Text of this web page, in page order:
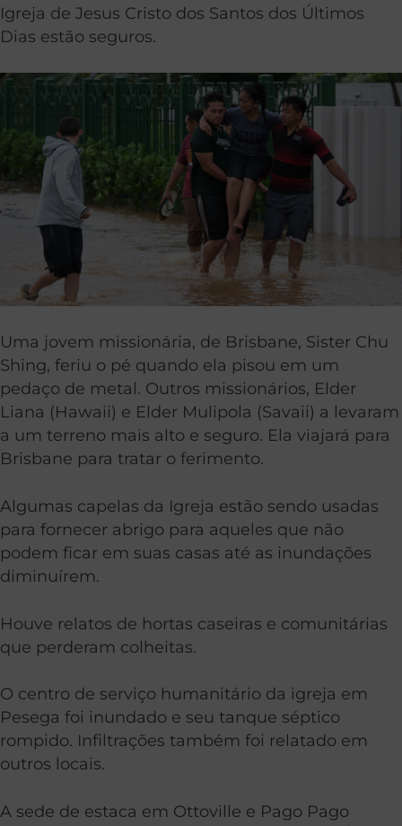
Igreja de Jesus Cristo dos Santos dos Últimos
Dias estão seguros.
Uma jovem missionária, de Brisbane, Sister Chu
Shing, feriu o pé quando ela pisou em um
pedaço de metal. Outros missionários, Elder
Liana (Hawaii) e Elder Mulipola (Savaii) a levaram
a um terreno mais alto e seguro. Ela viajará para
Brisbane para tratar o ferimento.
Algumas capelas da Igreja estão sendo usadas
para fornecer abrigo para aqueles que não
podem ficar em suas casas até as inundações
diminuírem.
Houve relatos de hortas caseiras e comunitárias
que perderam colheitas.
O centro de serviço humanitário da igreja em
Pesega foi inundado e seu tanque séptico
rompido. Infiltrações também foi relatado em
outros locais.
A sede de estaca em Ottoville e Pago Pago